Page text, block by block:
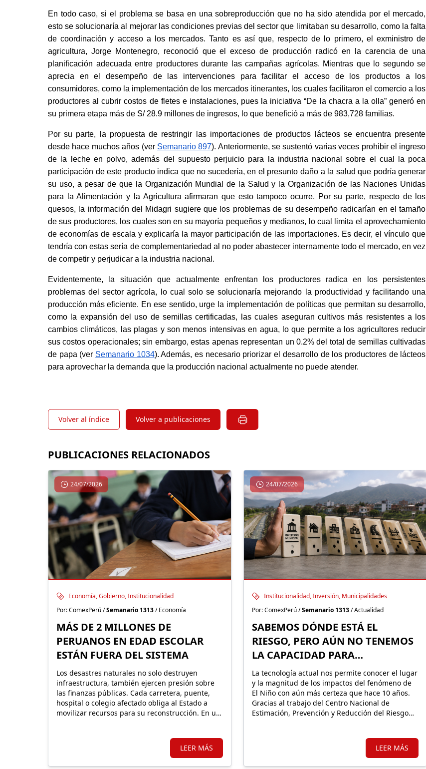
En todo caso, si el problema se basa en una sobreproducción que no ha sido atendida por el mercado,
esto se solucionaría al mejorar las condiciones previas del sector que limitaban su desarrollo, como la falta
de coordinación y acceso a los mercados. Tanto es así que, respecto de lo primero, el exministro de
agricultura, Jorge Montenegro, reconoció que el exceso de producción radicó en la carencia de una
planificación adecuada entre productores durante las campañas agrícolas. Mientras que lo segundo se
aprecia en el desempeño de las intervenciones para facilitar el acceso de los productos a los
consumidores, como la implementación de los mercados itinerantes, los cuales facilitaron el comercio a los
productores al cubrir costos de fletes e instalaciones, pues la iniciativa “De la chacra a la olla” generó en
su primera etapa más de S/ 28.9 millones de ingresos, lo que benefició a más de 983,728 familias.
Por su parte, la propuesta de restringir las importaciones de productos lácteos se encuentra presente
desde hace muchos años (ver Semanario 897). Anteriormente, se sustentó varias veces prohibir el ingreso
de la leche en polvo, además del supuesto perjuicio para la industria nacional sobre el cual la poca
participación de este producto indica que no sucedería, en el presunto daño a la salud que podría generar
su uso, a pesar de que la Organización Mundial de la Salud y la Organización de las Naciones Unidas
para la Alimentación y la Agricultura afirmaran que esto tampoco ocurre. Por su parte, respecto de los
quesos, la información del Midagri sugiere que los problemas de su desempeño radicarían en el tamaño
de sus productores, los cuales son en su mayoría pequeños y medianos, lo cual limita el aprovechamiento
de economías de escala y explicaría la mayor participación de las importaciones. Es decir, el vínculo que
tendría con estas sería de complementariedad al no poder abastecer internamente todo el mercado, en vez
de competir y perjudicar a la industria nacional.
Evidentemente, la situación que actualmente enfrentan los productores radica en los persistentes
problemas del sector agrícola, lo cual solo se solucionaría mejorando la productividad y facilitando una
producción más eficiente. En ese sentido, urge la implementación de políticas que permitan su desarrollo,
como la expansión del uso de semillas certificadas, las cuales aseguran cultivos más resistentes a los
cambios climáticos, las plagas y son menos intensivas en agua, lo que permite a los agricultores reducir
sus costos operacionales; sin embargo, estas apenas representan un 0.2% del total de semillas cultivadas
de papa (ver Semanario 1034). Además, es necesario priorizar el desarrollo de los productores de lácteos
para aprovechar la demanda que la producción nacional actualmente no puede atender.
Volver al índice Volver a publicaciones
PUBLICACIONES RELACIONADOS
24/07/2026
Economía, Gobierno, Institucionalidad
Por: ComexPerú /Semanario 1313/ Economía
MÁS DE 2 MILLONES DE
PERUANOS EN EDAD ESCOLAR
ESTÁN FUERA DEL SISTEMA
Los desastres naturales no solo destruyen
infraestructura, también ejercen presión sobre
las finanzas públicas. Cada carretera, puente,
hospital o colegio afectado obliga al Estado a
movilizar recursos para su reconstrucción. En un
LEER MÁS
24/07/2026
Institucionalidad, Inversión, Municipalidades
Por: ComexPerú /Semanario 1313/ Actualidad
SABEMOS DÓNDE ESTÁ EL
RIESGO, PERO AÚN NO TENEMOS
LA CAPACIDAD PARA
PREVENIRLO
La tecnología actual nos permite conocer el lugar
y la magnitud de los impactos del fenómeno de
El Niño con aún más certeza que hace 10 años.
Gracias al trabajo del Centro Nacional de
Estimación, Prevención y Reducción del Riesgo
en masa, así como la población e infraestructura
LEER MÁS